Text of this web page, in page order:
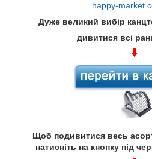
happy-
Дуже великий вибір
дивитися всі
Щоб подивитися весь
натисніть на кнопку під